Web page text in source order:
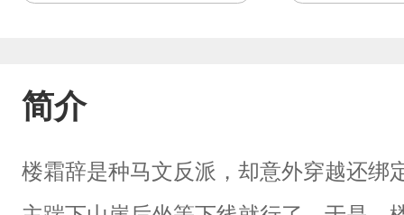
简介
楼霜辞是种马文反派，却意外穿越还绑